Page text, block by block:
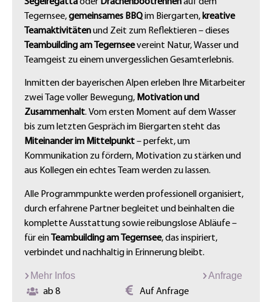
Tegernsee,gemeinsames BBQim Biergarten, kreative
Teamaktivitätenund Zeit zum Reflektieren – dieses
Teambuilding am Tegernseevereint Natur, Wasser und
Teamgeist zu einem unvergesslichen Gesamterlebnis.
Inmitten der bayerischen Alpen erleben Ihre Mitarbeiter
zwei Tage voller Bewegung, Motivation und
Zusammenhalt. Vom ersten Moment auf dem Wasser
bis zum letzten Gespräch im Biergarten steht das
Miteinander im Mittelpunkt– perfekt, um
Kommunikation zu fördern, Motivation zu stärken und
aus Kollegen ein echtes Team werden zu lassen.
Alle Programmpunkte werden professionell organisiert,
durch erfahrene Partner begleitet und beinhalten die
komplette Ausstattung sowie reibungslose Abläufe –
für ein
Teambuilding am Tegernsee, das inspiriert,
verbindet und nachhaltig in Erinnerung bleibt.
Mehr Infos
Anfrage
ab 8
Auf Anfrage